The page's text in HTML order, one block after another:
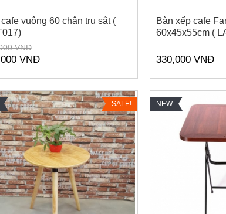
vuông 60 chân trụ sắt (
VNĐ
VNĐ
Bàn xếp cafe
60x45x55cm (
330,000 VNĐ
SALE! NEW